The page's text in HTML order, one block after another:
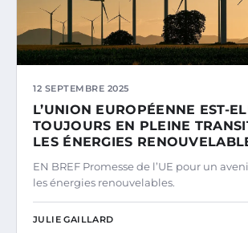
12 SEPTEMBRE 2025
L’UNION EUROPÉENNE EST-
TOUJOURS EN PLEINE
LES ÉNERGIES
EN BREF Promesse de l’UE pour un
les énergies renouvelables.
JULIE GAILLARD